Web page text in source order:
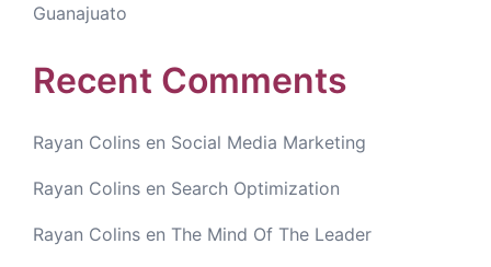
Guanajuato
Recent Comments
Rayan Colins en Social Media Marketing
Rayan Colins en Search Optimization
Rayan Colins en The Mind Of The Leader